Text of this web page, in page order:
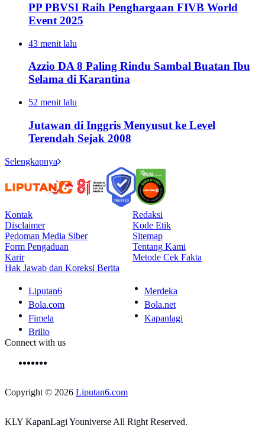
PP PBVSI Raih Penghargaan FIVB World
Event 2025
43 menit lalu
Azzio DA 8 Paling Rindu Sambal Buatan Ibu
Selama di Karantina
52 menit lalu
Jutawan di Inggris Menyusut ke Level
Terendah Sejak 2008
Selengkapnya
Kontak
Redaksi
Disclaimer
Kode Etik
Pedoman Media Siber
Sitemap
Form Pengaduan
Tentang Kami
Karir
Metode Cek Fakta
Hak Jawab dan Koreksi Berita
Liputan6
Merdeka
Bola.com
Bola.net
Fimela
Kapanlagi
Brilio
Connect with us
Copyright © 2026 Liputan6.com
KLY KapanLagi Youniverse All Right Reserved.